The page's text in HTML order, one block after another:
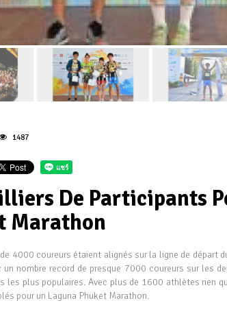
1487
De Participants
Marathon
de 4000 coureurs étaient alignés sur la ligne de départ
un nombre record de presque 7000 coureurs sur les
les plus populaires. Avec plus de 1600 athlètes rien
pour un Laguna Phuket Marathon.